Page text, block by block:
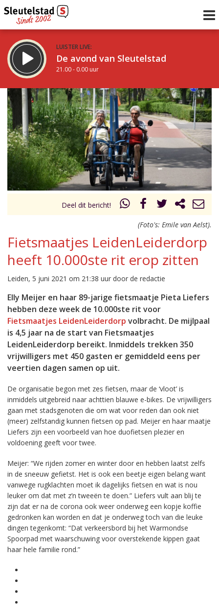
LUISTER LIVE:
De avond van Sleutelstad
21.00 - 0.00 uur
STRAKS:
De nacht van Sleutelstad
0.00 - 6.00 uur
Vorig uur
uur 1 van 0 Volgend uur
Inklappen
Deel dit bericht!
(Foto's: Emile van Aelst).
Fietsmaatjes LeidenLeiderdorp
heeft 10.000ste rit erop zitten
Leiden, 5 juni 2021 om 21:38 uur door de redactie
Elly Meijer en haar 89-jarige fietsmaatje Pieta Liefers
hebben deze week de 10.000ste rit voor
Fietsmaatjes LeidenLeiderdorp volbracht. De mijlpaal
is 4,5 jaar na de start van Fietsmaatjes
LeidenLeiderdorp bereikt. Inmiddels trekken 350
vrijwilligers met 450 gasten er gemiddeld eens per
veertien dagen samen op uit.
De organisatie begon met zes fietsen, maar de ‘vloot’ is
inmiddels uitgebreid naar achttien blauwe e-bikes. De vrijwilligers
gaan met stadsgenoten die om wat voor reden dan ook niet
(meer) zelfstandig kunnen fietsen op pad. Meijer en haar maatje
Liefers zijn een voorbeeld van hoe duofietsen plezier en
voldoening geeft voor twee.
Meijer: “We rijden zomer en winter door en hebben laatst zelfs
in de sneeuw gefietst. Het is ook een beetje eigen belang want
vanwege rugklachten moet ik dagelijks fietsen en wat is nou
leuker om dat met z’n tweeën te doen.” Liefers vult aan blij te
zijn dat er na de corona ook weer onderweg een kopje koffie
gedronken kan worden en dat je onderweg toch van die leuke
dingen tegenkomt: “Dat verkeersbord bij het Warmondse
Spoorpad met waarschuwing voor overstekende kippen gaat
haar hele familie rond.”